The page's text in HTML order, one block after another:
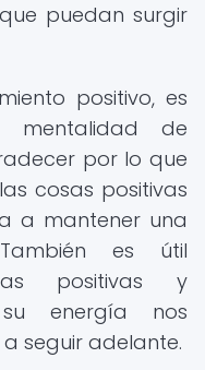
puedan surgir
positivo, es
mentalidad de
por lo que
cosas positivas
a mantener una
es útil
positivas y
energía nos
seguir adelante.